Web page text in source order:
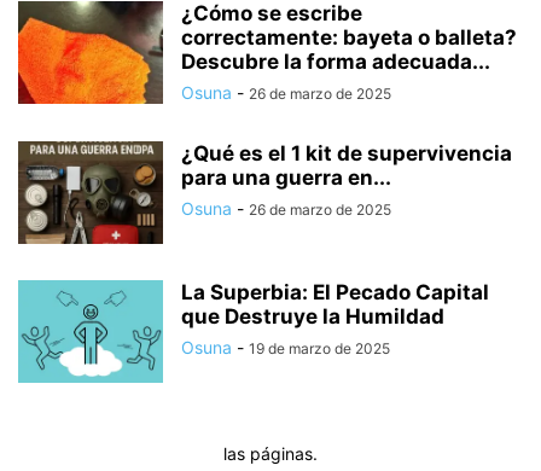
¿Cómo se escribe
correctamente: bayeta o balleta?
Descubre la forma adecuada...
Osuna - 26 de marzo de 2025
¿Qué es el 1 kit de supervivencia
para una guerra en...
Osuna - 26 de marzo de 2025
La Superbia: El Pecado Capital
que Destruye la Humildad
Osuna - 19 de marzo de 2025
las páginas.